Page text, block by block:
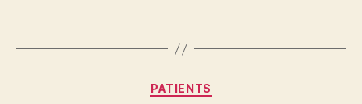
Catégories
PATIENTS